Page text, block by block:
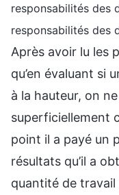
responsabilités des
responsabilités des
Après avoir lu les
qu’en évaluant si
à la hauteur, on
superficiellement
point il a payé un
résultats qu’il a
quantité de travail